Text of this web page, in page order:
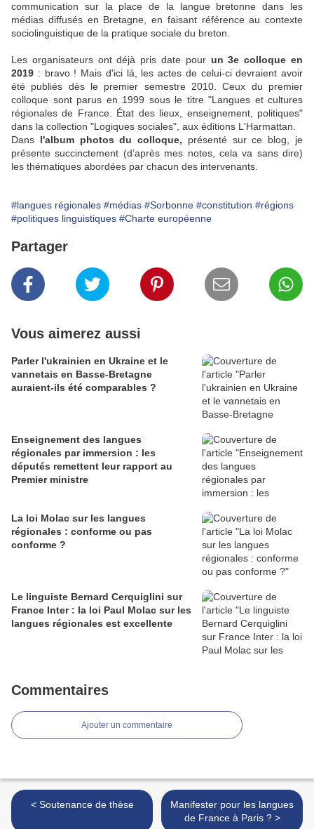
communication sur la place de la langue bretonne dans les
médias diffusés en Bretagne, en faisant référence au contexte
sociolinguistique de la pratique sociale du breton.
Les organisateurs ont déjà pris date pour un 3e colloque en
2019 : bravo ! Mais d'ici là, les actes de celui-ci devraient avoir
été publiés dès le premier semestre 2010. Ceux du premier
colloque sont parus en 1999 sous le titre "Langues et cultures
régionales de France. État des lieux, enseignement, politiques"
dans la collection "Logiques sociales", aux éditions L'Harmattan.
Dans l'album photos du colloque, présenté sur ce blog, je
présente succinctement (d’après mes notes, cela va sans dire)
les thématiques abordées par chacun des intervenants.
#langues régionales #médias #Sorbonne #constitution #régions
#politiques linguistiques #Charte européenne
Partager
Vous aimerez aussi
Parler l'ukrainien en Ukraine et le
vannetais en Basse-Bretagne
auraient-ils été comparables ?
Enseignement des langues
régionales par immersion : les
députés remettent leur rapport au
Premier ministre
La loi Molac sur les langues
régionales : conforme ou pas
conforme ?
Le linguiste Bernard Cerquiglini sur
France Inter : la loi Paul Molac sur les
langues régionales est excellente
Commentaires
Ajouter un commentaire
< Soutenance de thèse
Manifester pour les langues
de France à Paris ? >